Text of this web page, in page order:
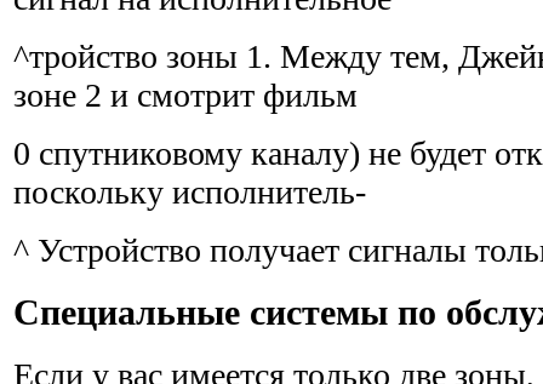
^тройство зоны 1. Между тем,
зоне 2 и смотрит фильм
0 спутниковому каналу) не будет
поскольку исполнитель-
^ Устройство получает сигналы
Специальные системы по
Если у вас имеется только две